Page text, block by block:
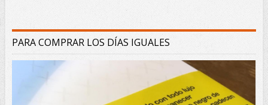
PARA COMPRAR LOS DÍAS IGUALES